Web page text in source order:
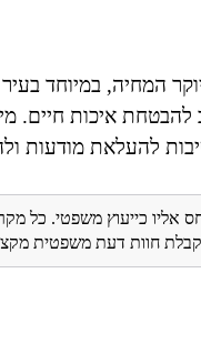
המחיה, במיוחד
איכות חיים.
להעלאת מודעות
אליו כייעוץ משפטי. כל
חוות דעת משפטית